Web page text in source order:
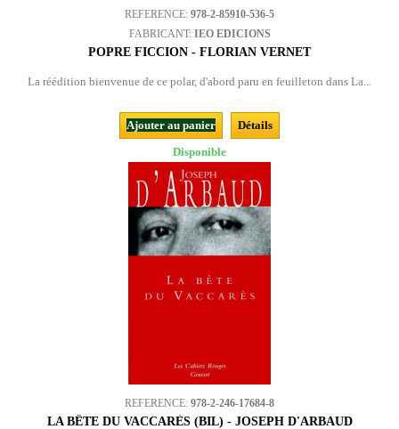
REFERENCE: 978-2-85910-536-5
FABRICANT: IEO EDICIONS
POPRE FICCION - FLORIAN VERNET
La réédition bienvenue de ce polar, d'abord paru en feuilleton dans La...
Ajouter au panier
Détails
Disponible
REFERENCE: 978-2-246-17684-8
LA BÊTE DU VACCARÈS (BIL) - JOSEPH D'ARBAUD